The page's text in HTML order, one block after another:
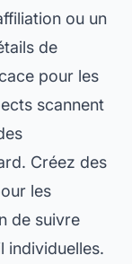
ou un
de
pour les
scannent
Créez des
les
de suivre
individuelles.